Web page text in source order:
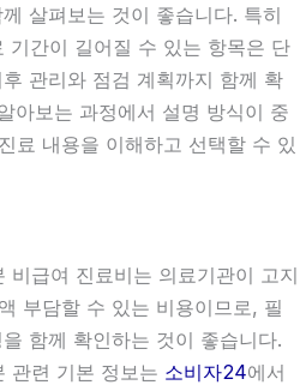
살펴보는 것이 좋습니다. 특히
기간이 길어질 수 있는 항목은 단
관리와 점검 계획까지 함께 확
아보는 과정에서 설명 방식이 중
료 내용을 이해하고 선택할 수 있
급여 진료비는 의료기관이 고지
부담할 수 있는 비용이므로, 필
함께 확인하는 것이 좋습니다.
련 기본 정보는 소비자24에서